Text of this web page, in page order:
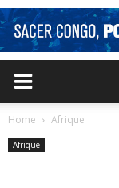
Home Afrique
Afrique